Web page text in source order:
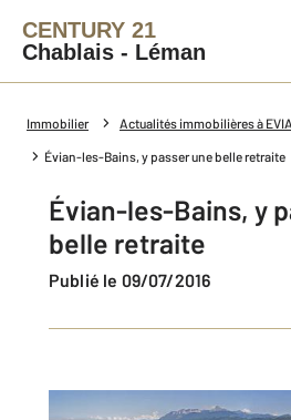
CENTURY 21
Chablais - Léman
Immobilier Actualités immobilières à
Évian-les-Bains, y passer une belle retraite
Évian-les-Bains, y
belle retraite
Publié le 09/07/2016